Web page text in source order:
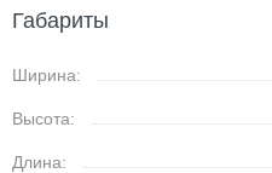
Габариты
Ширина:
Высота:
Длина: